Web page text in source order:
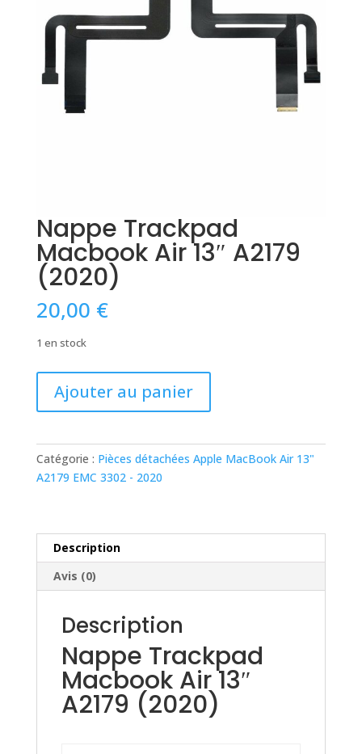
Nappe Trackpad
Macbook Air 13″ A2179
(2020)
20,00 €
1 en stock
Macbook
Air
Ajouter au panier
Catégorie : Pièces détachées Apple MacBook Air 13"
A2179 EMC 3302 - 2020
Description
Avis (0)
Description
Nappe Trackpad
Macbook Air 13″
A2179 (2020)